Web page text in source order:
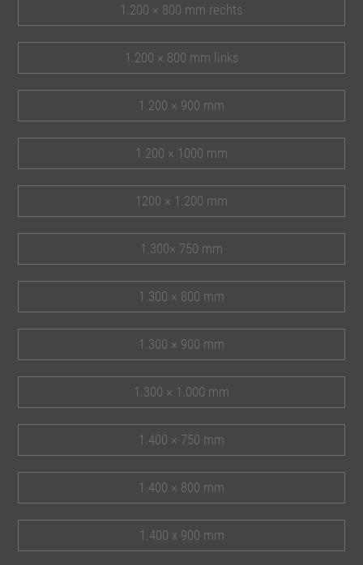
1.200 × 800 mm rechts
1.200 × 800 mm links
1.200 × 900 mm
1.200 × 1000 mm
1200 × 1.200 mm
1.300× 750 mm
1.300 × 800 mm
1.300 × 900 mm
1.300 × 1.000 mm
1.400 × 750 mm
1.400 × 800 mm
1.400 x 900 mm